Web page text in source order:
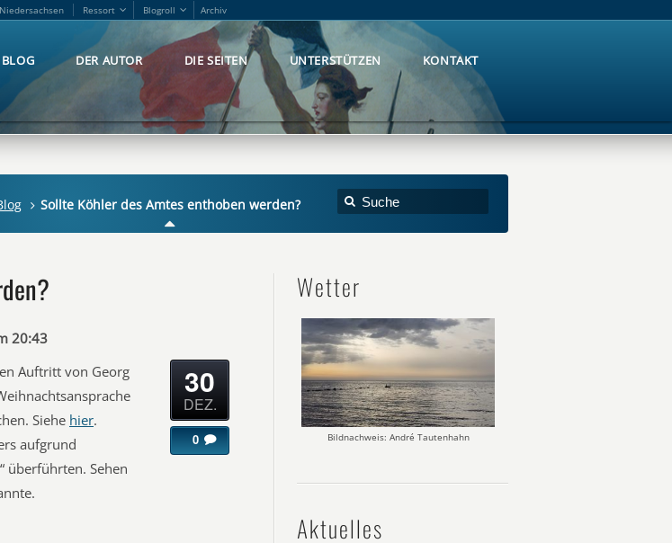
Niedersachsen Ressort Blogroll Archiv
DER AUTOR DIE SEITEN UNTERSTÜTZEN KONTAKT
Sollte Köhler des Amtes enthoben werden?
20:43
Auftritt von Georg
Siehe hier.
aufgrund
überführten. Sehen
30
DEZ.
0
Wetter
Bildnachweis: André Tautenhahn
Aktuelles
Niedersachsen Ressort Blogroll Archiv
DER AUTOR DIE SEITEN UNTERSTÜTZEN KONTAKT